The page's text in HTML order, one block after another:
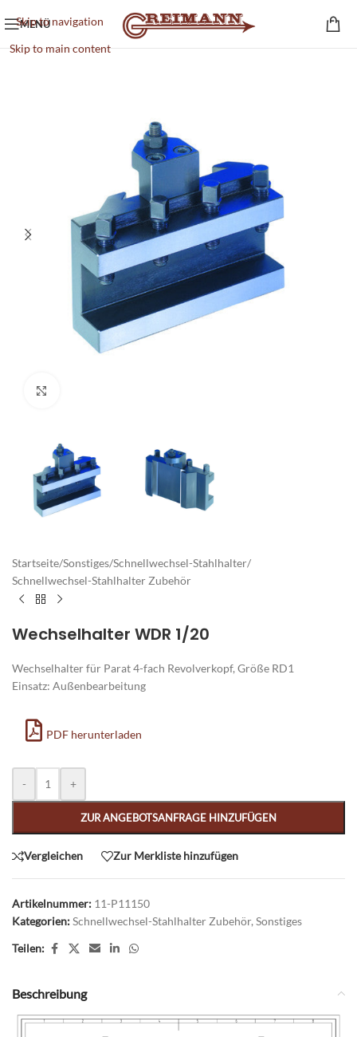
Skip to navigation
Skip to main content
MENÜ
Startseite/Sonstiges/Schnellwechsel-Stahlhalter/
Schnellwechsel-Stahlhalter Zubehör
Wechselhalter WDR 1/20
Wechselhalter für Parat 4-fach Revolverkopf, Größe RD1
Einsatz: Außenbearbeitung
PDF herunterladen
- +
ZUR ANGEBOTSANFRAGE HINZUFÜGEN
Vergleichen Zur Merkliste hinzufügen
Artikelnummer: 11-P11150
Kategorien:Schnellwechsel-Stahlhalter Zubehör, Sonstiges
Teilen:
Beschreibung